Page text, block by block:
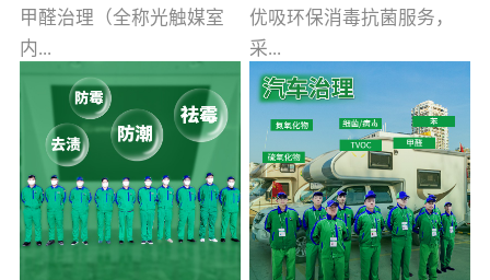
甲醛治理（全称光触媒室
内...
空气污染净化治理）工业
文明的进步，创造了多姿
多彩的家居产品和生活情
调，但也带来了以甲醛为
首的室内...
优吸环保消毒抗菌服务，
采...
用行业公认奥维牌消毒
液，具备杀死人体冠状病
毒的功效，杀菌率
99.99%。相对于传统消毒
液来说，无...